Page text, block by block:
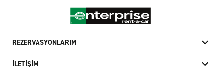
REZERVASYONLARIM
İLETİŞİM